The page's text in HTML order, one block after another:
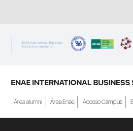
ENAE INTERNATIONAL
Área alumni Área Enae Acceso Campus